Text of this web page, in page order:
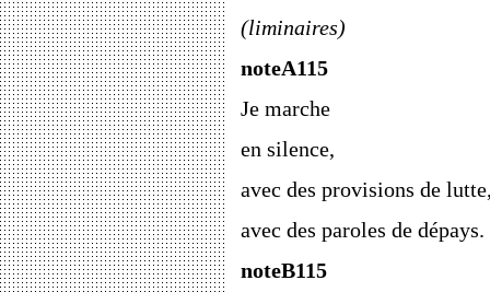
(liminaires)
noteA115
Je marche
en silence,
avec des provisions de
avec des paroles de dépays.
noteB115